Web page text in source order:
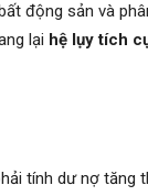
động sản và
lại hệ lụy tích
tính dư nợ tăng